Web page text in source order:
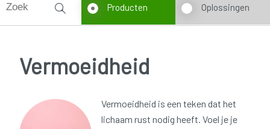
Producten Oplossingen
Vermoeidheid
Vermoeidheid is een teken dat het
lichaam rust nodig heeft. Voel je je